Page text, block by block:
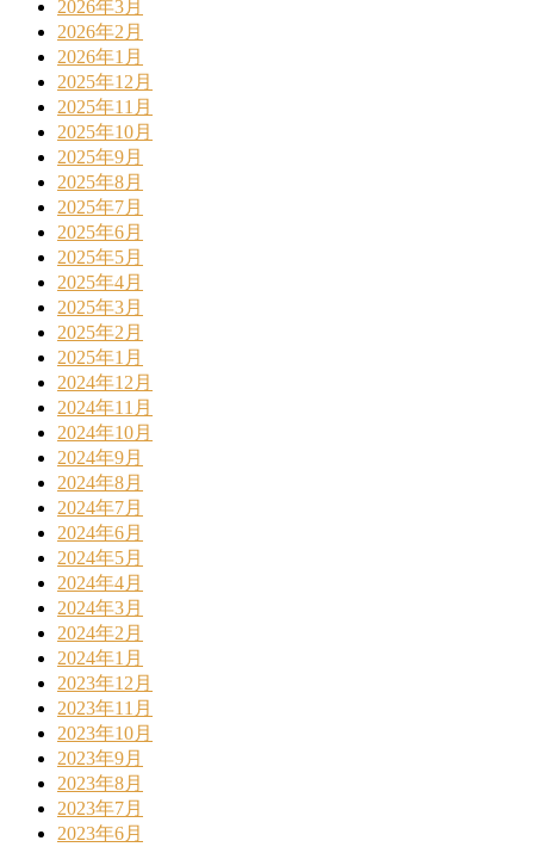
2026年3月
2026年2月
2026年1月
2025年12月
2025年11月
2025年10月
2025年9月
2025年8月
2025年7月
2025年6月
2025年5月
2025年4月
2025年3月
2025年2月
2025年1月
2024年12月
2024年11月
2024年10月
2024年9月
2024年8月
2024年7月
2024年6月
2024年5月
2024年4月
2024年3月
2024年2月
2024年1月
2023年12月
2023年11月
2023年10月
2023年9月
2023年8月
2023年7月
2023年6月